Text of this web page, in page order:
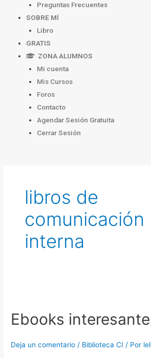
Preguntas Frecuentes
SOBRE MÍ
Libro
GRATIS
ZONA ALUMNOS
Mi cuenta
Mis Cursos
Foros
Contacto
Agendar Sesión Gratuita
Cerrar Sesión
libros de
comunicación
interna
Ebooks
Deja un comentario / Biblioteca CI / Por